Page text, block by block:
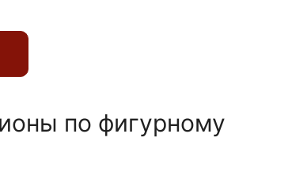
по фигурному